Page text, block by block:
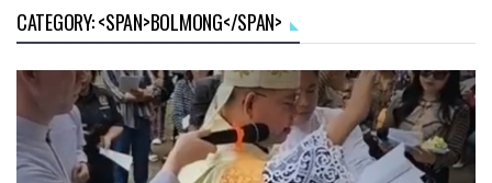
CATEGORY: <SPAN>BOLMONG</SPAN>